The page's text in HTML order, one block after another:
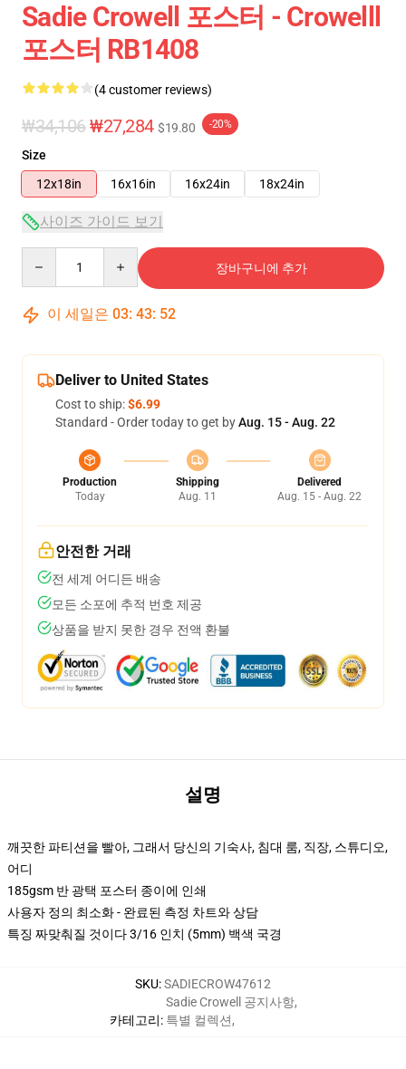
Sadie Crowell 포스터 - Crowelll
포스터 RB1408
(4 customer reviews)
₩34,106₩27,284 $19.80 -20%
Size
12x18in
16x16in 16x24in 18x24in
사이즈 가이드 보기
장바구니에 추가
이 세일은 03: 43: 52
Deliver to United States
Cost to ship:$6.99
Standard - Order today to get byAug. 15 - Aug. 22
Production
Today
Shipping
Aug. 11
Delivered
Aug. 15 - Aug. 22
안전한 거래
전 세계 어디든 배송
모든 소포에 추적 번호 제공
상품을 받지 못한 경우 전액 환불
설명
깨끗한 파티션을 빨아, 그래서 당신의 기숙사, 침대 룸, 직장, 스튜디오,
어디
185gsm 반 광택 포스터 종이에 인쇄
사용자 정의 최소화 - 완료된 측정 차트와 상담
특징 짜맞춰질 것이다 3/16 인치 (5mm) 백색 국경
SKU:SADIECROW47612
카테고리:
Sadie Crowell 공지사항,
특별 컬렉션,